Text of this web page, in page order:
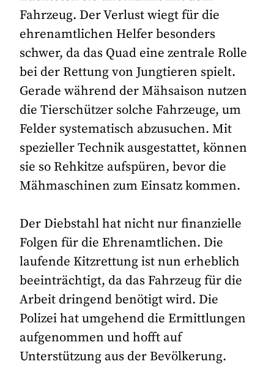
Fahrzeug. Der Verlust wiegt für die
ehrenamtlichen Helfer besonders
schwer, da das Quad eine zentrale Rolle
bei der Rettung von Jungtieren spielt.
Gerade während der Mähsaison nutzen
die Tierschützer solche Fahrzeuge, um
Felder systematisch abzusuchen. Mit
spezieller Technik ausgestattet, können
sie so Rehkitze aufspüren, bevor die
Mähmaschinen zum Einsatz kommen.
Der Diebstahl hat nicht nur finanzielle
Folgen für die Ehrenamtlichen. Die
laufende Kitzrettung ist nun erheblich
beeinträchtigt, da das Fahrzeug für die
Arbeit dringend benötigt wird. Die
Polizei hat umgehend die Ermittlungen
aufgenommen und hofft auf
Unterstützung aus der Bevölkerung.